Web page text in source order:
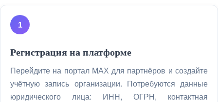
Регистрация на платформе
Перейдите на портал MAX для партнёров и создайте
учётную запись организации. Потребуются данные
юридического лица: ИНН, ОГРН, контактная